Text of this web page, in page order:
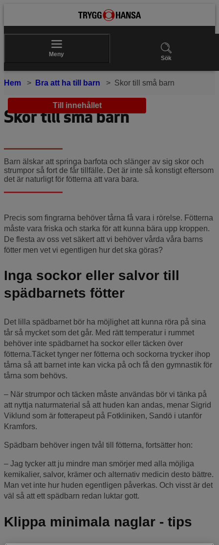
Till innehållet
Meny
Sök
Hem Bra att ha till barn Skor till små barn
Skor till små barn
Barn älskar att springa barfota och slänger av sig skor och
strumpor så fort de får tillfälle. Det är inte så konstigt eftersom
det är naturligt för fötterna att vara bara.
Precis som fingrarna behöver tårna få vara i rörelse. Fötterna
måste vara friska och starka för att kunna bära upp kroppen.
De flesta av oss vet säkert att vi behöver vårda våra barns
fötter men vet vi egentligen hur det ska göras?
Inga sockor eller salvor till
spädbarnets fötter
Det lilla spädbarnet bör ha möjlighet att kunna röra på sina
tår så mycket som det går. Med rätt temperatur i rummet
behöver inte spädbarnet ha sockor eller täcken över
fötterna.Täcket tynger ner fötterna och sockorna trycker ihop
tårna så att barnet inte kan vicka på och få den gymnastik för
tårna som behövs.
– När strumpor och täcken måste användas bör vi tänka på
att nyttja naturmaterial så att huden kan andas, menar Sigrid
Viklund som är fotterapeut på Fotkliniken, Sandö i utanför
Kramfors.
Spädbarn behöver ingen tvål till fötterna, fortsätter hon:
– Jag tycker att ju mindre man smörjer med alla möjliga
kemikalier, salvor, krämer och alternativ medicin desto bättre.
Man vet inte hur huden egentligen påverkas. Och visst är det
väl så att ett spädbarn redan luktar gott.
Klippa minimala naglar - tips